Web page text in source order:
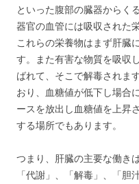
といった腹部の臓器からく
器官の血管には吸収された
これらの栄養物はまず肝臓
す。また有害な物質を吸収
ばれて、そこで解毒されま
おり、血糖値が低下し場合
ースを放出し血糖値を上昇
する場所でもあります。
つまり、肝臓の主要な働き
「代謝」、「解毒」、「